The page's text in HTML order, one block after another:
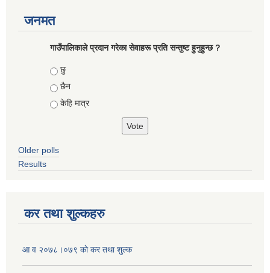
जनमत
गाउँपालिकाले प्रदान गरेका सेवाहरू प्रति सन्तुष्ट हुनुहुन्छ ?
Choices
छु
छैन
केहि मात्र
Older polls
Results
कर तथा शुल्कहरु
आ व २०७८।०७९ काे कर तथा शुल्क